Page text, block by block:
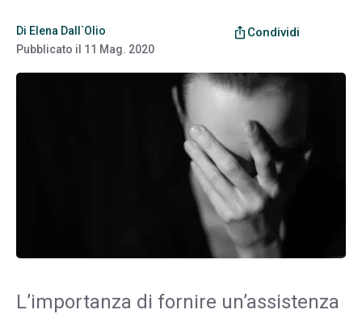
Di Elena Dall`Olio
Pubblicato il 11 Mag. 2020
ios_share Condividi
L’importanza di fornire un’assistenza